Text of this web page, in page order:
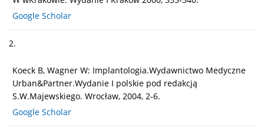
Google Scholar
2.
Koeck B, Wagner W: Implantologia.Wydawnictwo Medyczne
Urban&Partner.Wydanie I polskie pod redakcją
S.W.Majewskiego. Wrocław, 2004, 2-6.
Google Scholar